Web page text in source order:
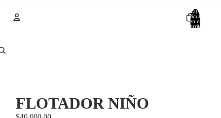
Total de
artículos
en el
carrito:
FLOTADOR NIÑO